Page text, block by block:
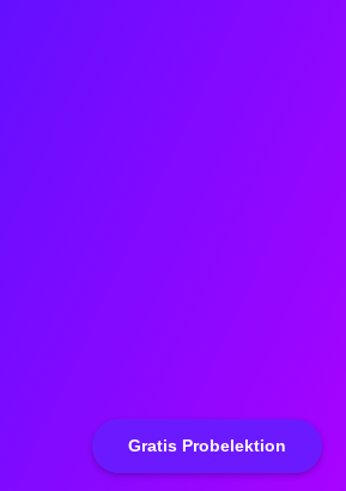
Gratis Probelektion